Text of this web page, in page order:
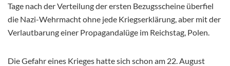
Tage nach der Verteilung der ersten Bezugsscheine überfiel
die Nazi-Wehrmacht ohne jede Kriegserklärung, aber mit der
Verlautbarung einer Propagandalüge im Reichstag, Polen.
Die Gefahr eines Krieges hatte sich schon am 22. August